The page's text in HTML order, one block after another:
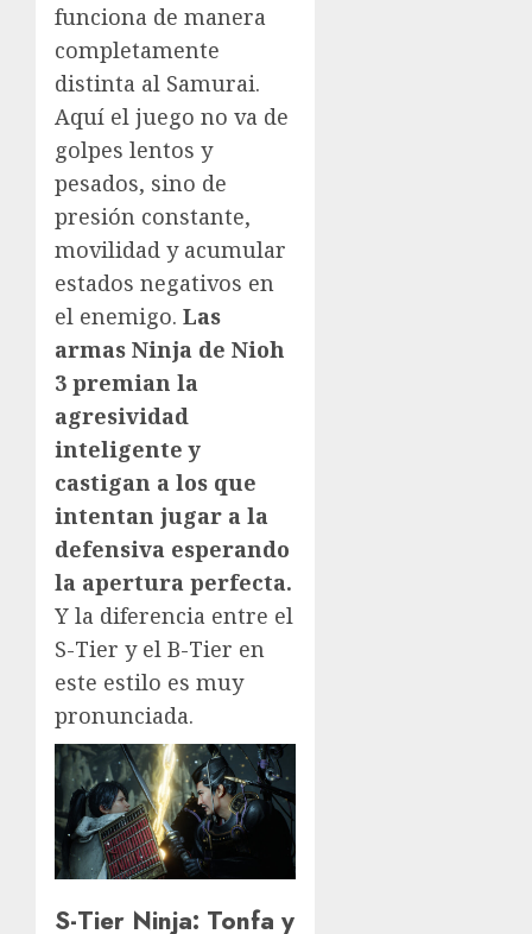
funciona de manera
completamente
distinta al Samurai.
Aquí el juego no va de
golpes lentos y
pesados, sino de
presión constante,
movilidad y acumular
estados negativos en
el enemigo. Las
armas Ninja de Nioh
3 premian la
agresividad
inteligente y
castigan a los que
intentan jugar a la
defensiva esperando
la apertura perfecta.
Y la diferencia entre el
S-Tier y el B-Tier en
este estilo es muy
pronunciada.
S-Tier Ninja: Tonfa y